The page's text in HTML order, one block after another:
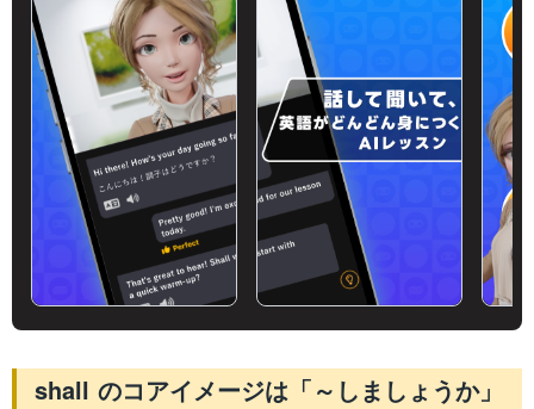
shall のコアイメージは「～しましょうか」